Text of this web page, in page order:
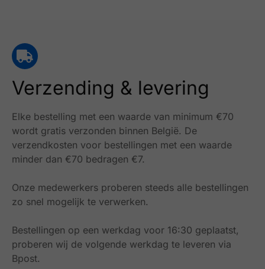
Verzending & levering
Elke bestelling met een waarde van minimum €70
wordt gratis verzonden binnen België. De
verzendkosten voor bestellingen met een waarde
minder dan €70 bedragen €7.
Onze medewerkers proberen steeds alle bestellingen
zo snel mogelijk te verwerken.
Bestellingen op een werkdag voor 16:30 geplaatst,
proberen wij de volgende werkdag te leveren via
Bpost.